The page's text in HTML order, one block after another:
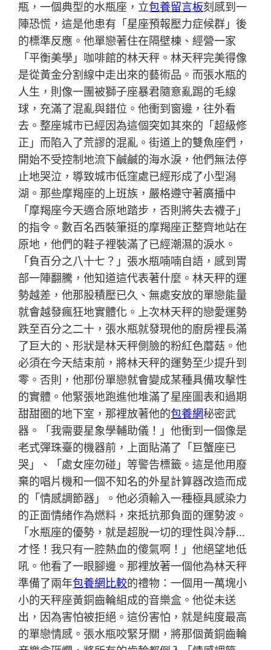
瓶，一個典型的水瓶座，立包養留言板刻感到一
陣恐慌，這是他患有「星座預報壓力症候群」後
的標準反應。他單戀著住在隔壁棟、經營一家
「平衡美學」咖啡館的林天秤。林天秤完美得像
是從黃金分割線中走出來的藝術品。而張水瓶的
人生，則像一團被獅子座暴君隨意亂踢的毛線
球，充滿了混亂與錯位。他衝到窗邊，往外看
去。整座城市已經因為這個突如其來的「超級修
正」而陷入了荒謬的混亂。街道上的雙魚座們，
開始不受控制地流下鹹鹹的海水淚，他們無法停
止地哭泣，導致城市低窪處已經形成了小型潟
湖。那些摩羯座的上班族，嚴格遵守著廣播中
「摩羯座今天適合原地踏步，否則將失去襪子」
的指令。數百名西裝筆挺的摩羯座正整齊地站在
原地，他們的鞋子裡裝滿了已經潮濕的淚水。
「負百分之八十七？」張水瓶喃喃自語，感到胃
部一陣翻騰，他知道這代表著什麼。林天秤的運
勢越差，他那股積壓已久、無處安放的單戀能量
就會越發瘋狂地實體化。上次林天秤的戀愛運勢
跌至百分之二十，張水瓶就發現他的廚房裡長滿
了巨大的、形狀是林天秤側臉的粉紅色蘑菇。他
必須在今天結束前，將林天秤的運勢至少提升到
零。否則，他那份單戀就會變成某種具備攻擊性
的實體。他緊張地跑進他堆滿了星座圖表和過期
甜甜圈的地下室，那裡放著他的包養網秘密武
器。「我需要星象學輔助儀！」他衝到一個像是
老式彈珠臺的機器前，上面貼滿了「巨蟹座已
哭」、「處女座勿碰」等警告標籤。這是他用廢
棄的唱片機和一個不知名的外星計算器改造而成
的「情感調節器」。他必須輸入一種極具感染力
的正面情緒作為燃料，來抵抗那負面的運勢波。
「水瓶座的優勢，就是超脫一切的理性與冷靜…
才怪！我只有一腔熱血的傻氣啊！」他絕望地低
吼。他看了一眼腳邊。那裡放著一個他為林天秤
準備了兩年包養網比較的禮物：一個用一萬塊小
小的天秤座黃銅齒輪組成的音樂盒。他從未送
出，因為害怕被拒絕。這份害怕，就是純度最高
的單戀情感。張水瓶咬緊牙關，將那個黃銅齒輪